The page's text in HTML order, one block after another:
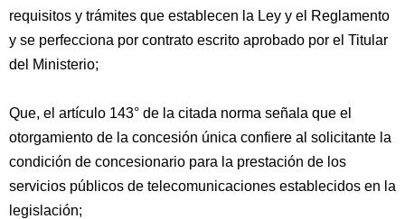
requisitos y trámites que establecen la Ley y el Reglamento
y se perfecciona por contrato escrito aprobado por el Titular
del Ministerio;
Que, el artículo 143° de la citada norma señala que el
otorgamiento de la concesión única confiere al solicitante la
condición de concesionario para la prestación de los
servicios públicos de telecomunicaciones establecidos en la
legislación;